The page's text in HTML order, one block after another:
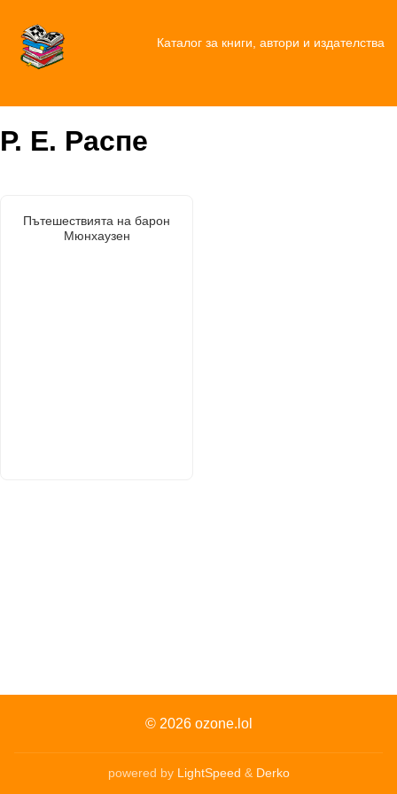
Каталог за книги, автори и издателства
Р. Е. Распе
Пътешествията на барон
Мюнхаузен
© 2026 ozone.lol
powered by LightSpeed & Derko